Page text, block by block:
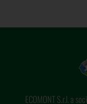
ECOMONT S.r.l. a